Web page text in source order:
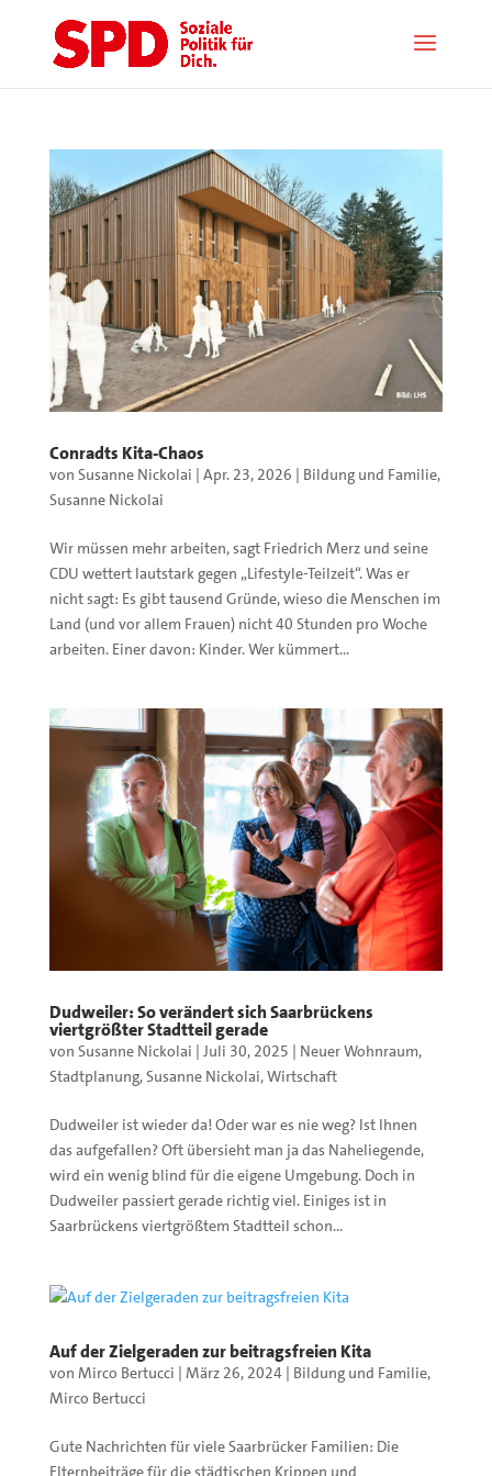
Conradts Kita-Chaos
von Susanne Nickolai | Apr. 23, 2026 | Bildung und Familie,
Susanne Nickolai
Wir müssen mehr arbeiten, sagt Friedrich Merz und seine
CDU wettert lautstark gegen „Lifestyle-Teilzeit“. Was er
nicht sagt: Es gibt tausend Gründe, wieso die Menschen im
Land (und vor allem Frauen) nicht 40 Stunden pro Woche
arbeiten. Einer davon: Kinder. Wer kümmert...
Dudweiler: So verändert sich Saarbrückens
viertgrößter Stadtteil gerade
von Susanne Nickolai | Juli 30, 2025 | Neuer Wohnraum,
Stadtplanung,Susanne Nickolai,Wirtschaft
Dudweiler ist wieder da! Oder war es nie weg? Ist Ihnen
das aufgefallen? Oft übersieht man ja das Naheliegende,
wird ein wenig blind für die eigene Umgebung. Doch in
Dudweiler passiert gerade richtig viel. Einiges ist in
Saarbrückens viertgrößtem Stadtteil schon...
Auf der Zielgeraden zur beitragsfreien Kita
von Mirco Bertucci | März 26, 2024| Bildung und Familie,
Mirco Bertucci
Gute Nachrichten für viele Saarbrücker Familien: Die
Elternbeiträge für die städtischen Krippen und